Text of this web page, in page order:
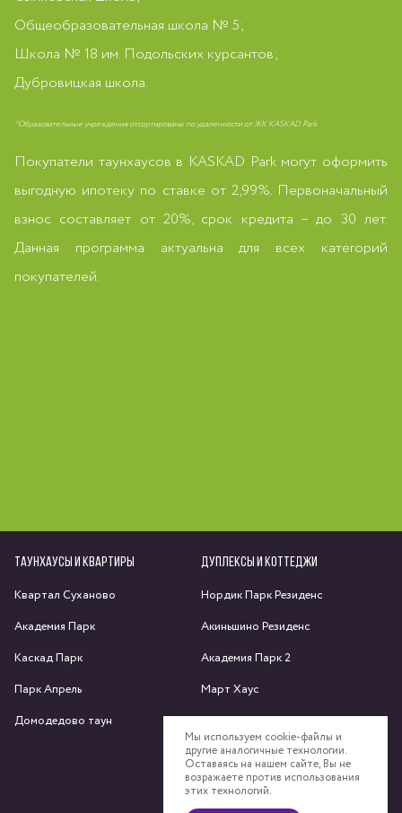
Мы используем cookie-файлы и
другие аналогичные технологии.
Оставаясь на нашем сайте, Вы не
возражаете против использования
этих технологий.
Общеобразовательная школа № 5;
Школа № 18 им. Подольских курсантов;
Дубровицкая школа.
*Образовательные учреждения отсортированы по удаленности от ЖК KASKAD Park.
Покупатели таунхаусов в KASKAD Park могут оформить
выгодную ипотеку по ставке от 2,99%. Первоначальный
взнос составляет от 20%, срок кредита – до 30 лет.
Данная программа актуальна для всех категорий
покупателей.
ТАУНХАУСЫ И КВАРТИРЫ
Квартал Суханово
Академия Парк
Каскад Парк
Парк Апрель
Домодедово таун
ДУПЛЕКСЫ И КОТТЕДЖИ
Нордик Парк Резиденс
Акиньшино Резиденс
Академия Парк 2
Март Хаус
Яхрома парк
Спас-Каменка
Федоскино Парк